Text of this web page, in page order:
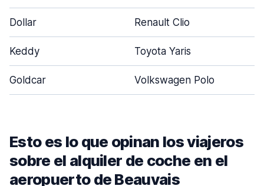
Dollar Renault Clio
Keddy Toyota Yaris
Goldcar Volkswagen Polo
Esto es lo que opinan los viajeros
sobre el alquiler de coche en el
aeropuerto de Beauvais